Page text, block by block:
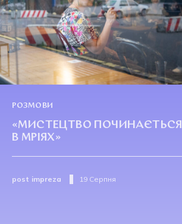
РОЗМОВИ
«МИСТЕЦТВО ПОЧИНАЄТЬСЯ
В МРІЯХ»
post impreza 19 Серпня